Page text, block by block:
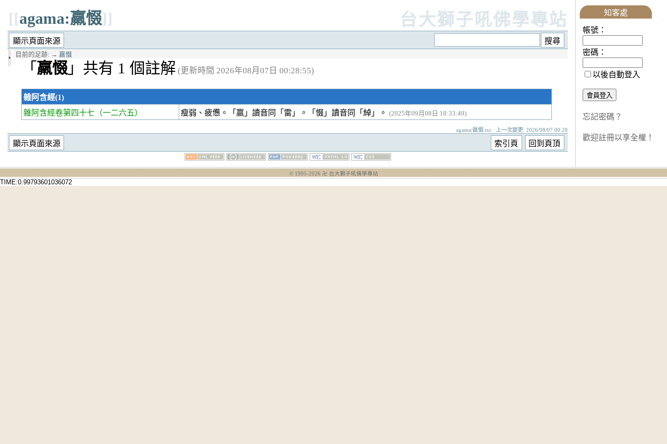
[[agama:羸惙]] 台大獅子吼佛學專站
目前的足跡: → 羸惙
「 羸惙 」共有 1 個註解 (更新時間 2026年08月07日 00:28:55)
雜阿含經(1)
雜阿含經卷第四十七 （一二六五） 瘦弱、疲憊。「羸」讀音同「雷」。「惙」讀音同「綽」。 (2025年09月08日 18:33:49)
agama/羸惙.txt · 上一次變更: 2026/08/07 00:28
知客處
帳號：
密碼：
以後自動登入
忘記密碼？
歡迎註冊以享全權！
© 1995-2026 卍 台大獅子吼佛學專站
TIME:0.99793601036072